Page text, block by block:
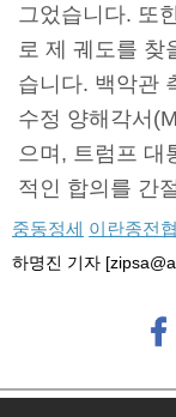
그었습니다. 또
로 제 궤도를 찾
습니다. 백악관
수정 양해각서
으며, 트럼프 대
적인 합의를 간
중동정세 이란종전
하명진 기자